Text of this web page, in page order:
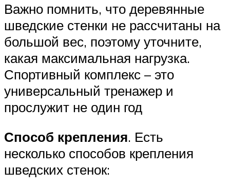
Важно помнить, что деревянные
шведские стенки не рассчитаны на
большой вес, поэтому уточните,
какая максимальная нагрузка.
Спортивный комплекс – это
универсальный тренажер и
прослужит не один год
Способ крепления. Есть
несколько способов крепления
шведских стенок: